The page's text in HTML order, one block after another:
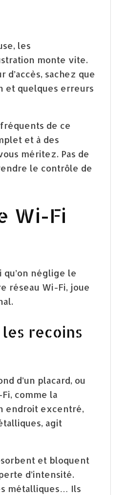
les
monte vite.
sachez que
et quelques erreurs
de ce
et à des
méritez. Pas de
le contrôle de
Wi-Fi
qu’on néglige le
réseau Wi-Fi, joue
recoins
d’un placard, ou
comme la
endroit excentré,
agit
et bloquent
d’intensité.
métalliques… Ils